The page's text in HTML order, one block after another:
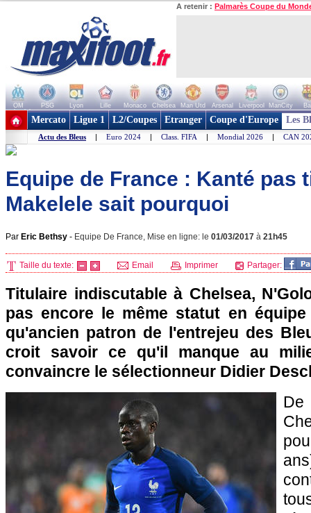
A retenir : Palmarès Coupe du
OM PSG Lyon Lille Monaco Chelsea Man Utd Arsenal Liverpool ManCity
+ de clubs
Mercato Ligue 1 L2/Coupes Etranger Coupe d'Europe Les
Actu des Bleus | Euro 2024 | Class. FIFA | Mondial 2026 | CAN
Equipe de France : Kanté pas
Makelele sait pourquoi
Par Eric Bethsy - Equipe De France, Mise en ligne: le 01/03/2017 à 21h45
Taille du texte: Email Imprimer Partager:
Titulaire indiscutable à Chelsea,
pas encore le même statut en
qu'ancien patron de l'entrejeu des
croit savoir ce qu'il manque au
convaincre le sélectionneur Didier